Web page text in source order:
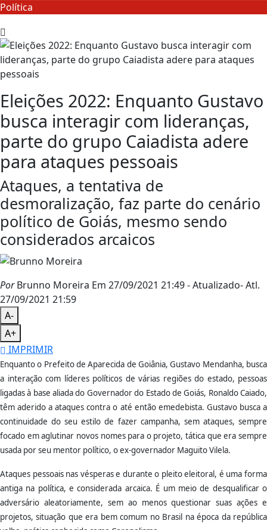
Política
Eleições 2022: Enquanto Gustavo
busca interagir com lideranças,
parte do grupo Caiadista adere
para ataques pessoais
Ataques, a tentativa de
desmoralização, faz parte do cenário
político de Goiás, mesmo sendo
considerados arcaicos
PorBrunno Moreira Em 27/09/2021 21:49- Atualizado- Atl.
27/09/2021 21:59
A-
A+
IMPRIMIR
Enquanto o Prefeito de Aparecida de Goiânia, Gustavo Mendanha, busca
a interação com líderes políticos de várias regiões do estado, pessoas
ligadas à base aliada do Governador do Estado de Goiás, Ronaldo Caiado,
têm aderido a ataques contra o até então emedebista. Gustavo busca a
continuidade do seu estilo de fazer campanha, sem ataques, sempre
focado em aglutinar novos nomes para o projeto, tática que era sempre
usada por seu mentor político, o ex-governador Maguito Vilela.
Ataques pessoais nas vésperas e durante o pleito eleitoral, é uma forma
antiga na política, e considerada arcaica. É um meio de desqualificar o
adversário aleatoriamente, sem ao menos questionar suas ações e
projetos, situação que era bem comum no Brasil na época da república